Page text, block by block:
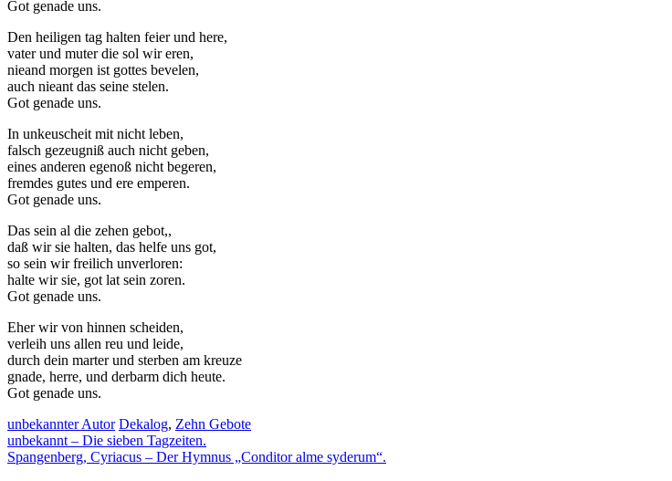
Got genade uns.
Den heiligen tag halten feier und here,
vater und muter die sol wir eren,
nieand morgen ist gottes bevelen,
auch nieant das seine stelen.
Got genade uns.
In unkeuscheit mit nicht leben,
falsch gezeugniß auch nicht geben,
eines anderen egenoß nicht begeren,
fremdes gutes und ere emperen.
Got genade uns.
Das sein al die zehen gebot,,
daß wir sie halten, das helfe uns got,
so sein wir freilich unverloren:
halte wir sie, got lat sein zoren.
Got genade uns.
Eher wir von hinnen scheiden,
verleih uns allen reu und leide,
durch dein marter und sterben am kreuze
gnade, herre, und derbarm dich heute.
Got genade uns.
unbekannter Autor Dekalog, Zehn Gebote
Beitragsnavigation
unbekannt – Die sieben Tagzeiten.
Spangenberg, Cyriacus – Der Hymnus „Conditor alme syderum“.